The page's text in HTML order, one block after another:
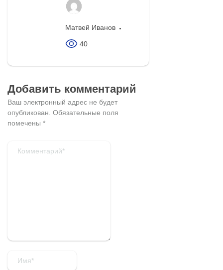
Матвей Иванов
40
Добавить комментарий
Ваш электронный адрес не будет
опубликован. Обязательные поля
помечены *